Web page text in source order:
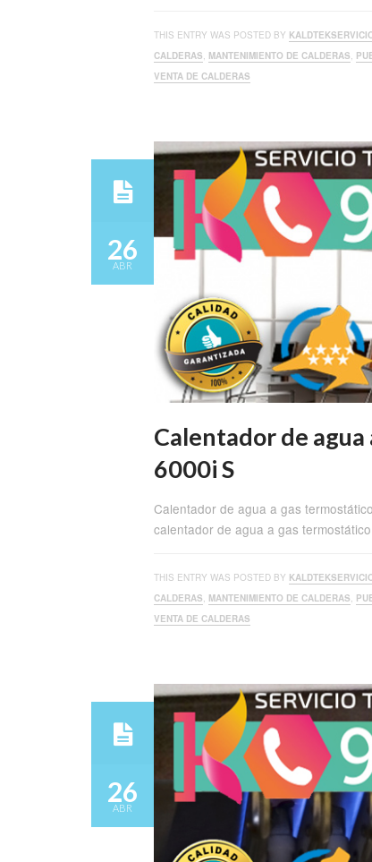
THIS ENTRY WAS POSTED BY
CALDERAS, MANTENIMIENTO DE CALDERAS,
VENTA DE CALDERAS
26
ABR
Calentador de
6000i S
Calentador de agua a gas
calentador de agua a gas
THIS ENTRY WAS POSTED BY
CALDERAS, MANTENIMIENTO DE CALDERAS,
VENTA DE CALDERAS
26
ABR